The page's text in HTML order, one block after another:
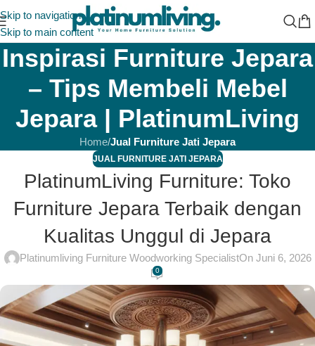
Skip to navigation
Skip to main content
Inspirasi Furniture Jepara
– Tips Membeli Mebel
Jepara | PlatinumLiving
Home/Jual Furniture Jati Jepara
JUAL FURNITURE JATI JEPARA
PlatinumLiving Furniture: Toko
Furniture Jepara Terbaik dengan
Kualitas Unggul di Jepara
Platinumliving Furniture Woodworking SpecialistOn Juni 6, 2026
0